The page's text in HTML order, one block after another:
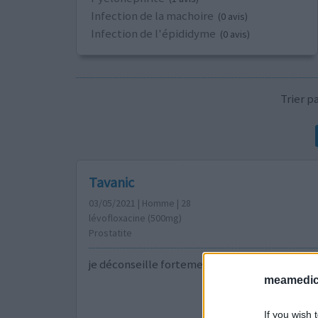
If you wish
Infection de la machoire (0 avis)
Infection de l'épididyme (0 avis)
Trier
Tavanic
03/05/2021 | Homme | 28
lévofloxacine (500mg)
Prostatite
je déconseille fortement un véritable poison